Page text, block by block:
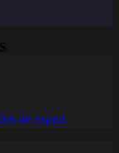
de expert